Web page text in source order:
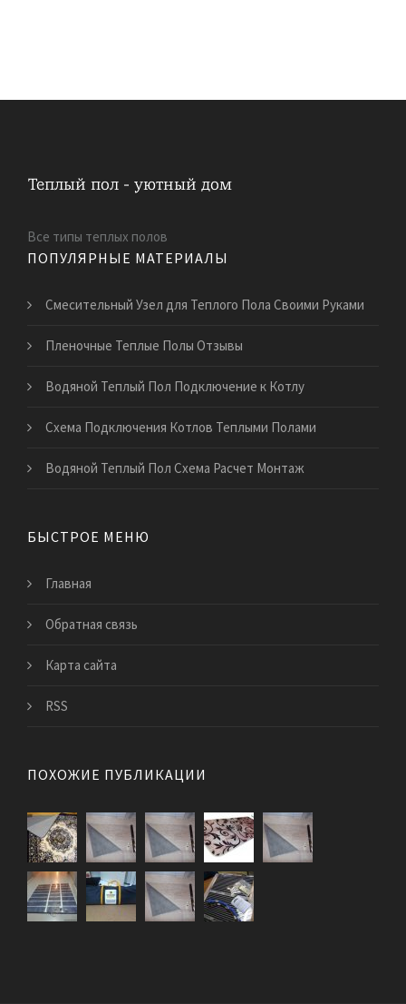
Все типы теплых полов
ПОПУЛЯРНЫЕ МАТЕРИАЛЫ
Смесительный Узел для Теплого Пола Своими Руками
Пленочные Теплые Полы Отзывы
Водяной Теплый Пол Подключение к Котлу
Схема Подключения Котлов Теплыми Полами
Водяной Теплый Пол Схема Расчет Монтаж
БЫСТРОЕ МЕНЮ
Главная
Обратная связь
Карта сайта
RSS
ПОХОЖИЕ ПУБЛИКАЦИИ